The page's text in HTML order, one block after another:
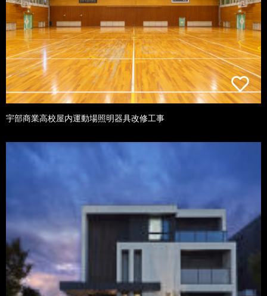
宇部商業高校屋内運動場照明器具改修工事